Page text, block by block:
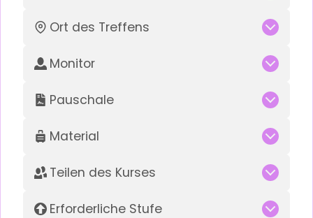
Ort des Treffens
Monitor
Pauschale
Material
Teilen des Kurses
Erforderliche Stufe